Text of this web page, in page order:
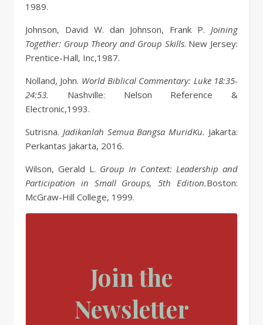
1989.
Johnson, David W. dan Johnson, Frank P. Joining
Together: Group Theory and Group Skills. New Jersey:
Prentice-Hall, Inc,1987.
Nolland, John. World Biblical Commentary: Luke 18:35-
24:53. Nashville: Nelson Reference &
Electronic,1993.
Sutrisna. Jadikanlah Semua Bangsa MuridKu. Jakarta:
Perkantas Jakarta, 2016.
Wilson, Gerald L. Group In Context: Leadership and
Participation in Small Groups, 5th Edition.Boston:
McGraw-Hill College, 1999.
Join the
Newsletter